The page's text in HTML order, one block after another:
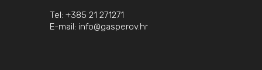
Tel: +385 21 271271
E-mail: info@gasperov.hr